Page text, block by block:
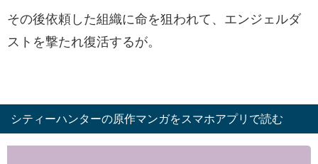
その後依頼した組織に命を狙われて、エンジェルダ
ストを撃たれ復活するが。
シティーハンターの原作マンガをスマホアプリで読む